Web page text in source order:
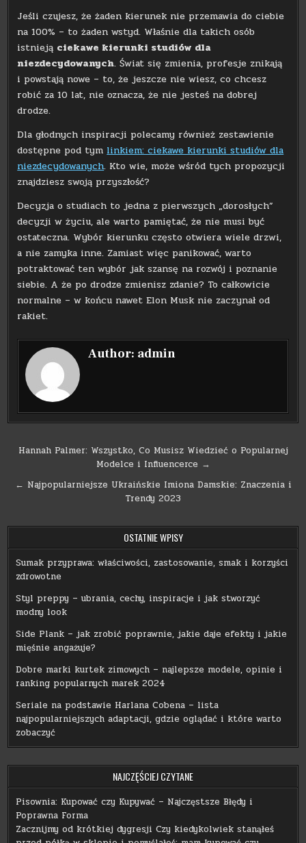
Jeśli czujesz, że żaden kierunek nie przemawia do ciebie
na 100% – to żaden wstyd. Właśnie dla takich osób
istnieją ciekawe kierunki studiów dla
niezdecydowanych. Świat się zmienia, profesje znikają
i powstają nowe – to, że jeszcze nie wiesz, co chcesz
robić za 10 lat, nie oznacza, że nie jesteś na dobrej
drodze.
Dla głodnych inspiracji polecamy również zestawienie
dostępne pod tym linkiem: ciekawe kierunki studiów dla
niezdecydowanych. Kto wie, może wśród tych propozycji
znajdziesz swoją przyszłość?
Decyzja o studiach to jedna z pierwszych „dorosłych”
decyzji w życiu, ale warto pamiętać, że nie musi być
ostateczna. Wybór kierunku często otwiera wiele drzwi,
a nie zamyka inne. Zamiast więc panikować, warto
potraktować ten wybór jak szansę na rozwój i poznanie
siebie. A że po drodze zmienisz zdanie? To całkowicie
normalne – w końcu nawet Elon Musk nie zaczynał od
rakiet.
Author: admin
Nawigacja
Hannah Palmer: Wszystko, Co Musisz Wiedzieć o Popularnej
Modelce i Influencerce →
← Najpopularniejsze Ukraińskie Imiona Damskie: Znaczenia i
Trendy 2023
OSTATNIE WPISY
Sumak przyprawa: właściwości, zastosowanie, smak i korzyści
zdrowotne
Styl preppy – ubrania, cechy, inspiracje i jak stworzyć
modny look
Side Plank – jak zrobić poprawnie, jakie daje efekty i jakie
mięśnie angażuje?
Dobre marki kurtek zimowych – najlepsze modele, opinie i
ranking popularnych marek 2024
Seriale na podstawie Harlana Cobena – lista
najpopularniejszych adaptacji, gdzie oglądać i które warto
zobaczyć
NAJCZĘŚCIEJ CZYTANE
Pisownia: Kupować czy Kupywać – Najczęstsze Błędy i
Poprawna Forma
Zacznijmy od krótkiej dygresji Czy kiedykolwiek stanąłeś